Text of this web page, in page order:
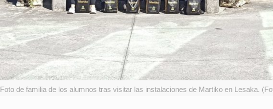
Foto de familia de los alumnos tras visitar las instalaciones de Martiko en Lesaka.